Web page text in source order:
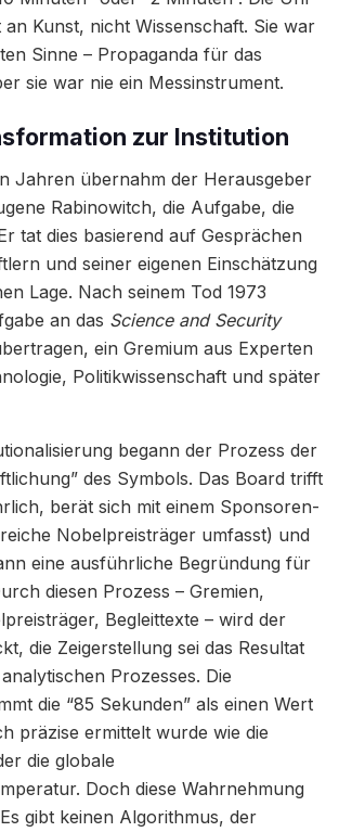
Kunst, nicht Wissenschaft. Sie war
Sinne – Propaganda für das
sie war nie ein Messinstrument.
zur Institution
Jahren übernahm der Herausgeber
Rabinowitch, die Aufgabe, die
tat dies basierend auf Gesprächen
und seiner eigenen Einschätzung
Lage. Nach seinem Tod 1973
an das Science and Security
ein Gremium aus Experten
Politikwissenschaft und später
begann der Prozess der
des Symbols. Das Board trifft
berät sich mit einem Sponsoren-
Nobelpreisträger umfasst) und
eine ausführliche Begründung für
diesen Prozess – Gremien,
Begleittexte – wird der
die Zeigerstellung sei das Resultat
Prozesses. Die
die “85 Sekunden” als einen Wert
präzise ermittelt wurde wie die
die globale
Doch diese Wahrnehmung
gibt keinen Algorithmus, der